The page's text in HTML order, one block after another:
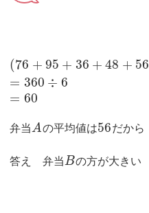
(76 + 95 + 36 + 48 + 56
= 360 ÷ 6
= 60
弁当Aの平均値は56だから
答え 弁当Bの方が大きい